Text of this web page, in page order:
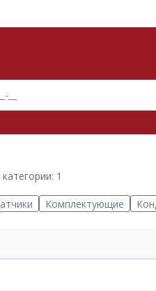
1
Комплектующие